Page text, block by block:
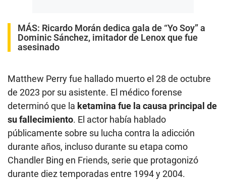
MÁS: Ricardo Morán dedica gala de “Yo Soy” a
Dominic Sánchez, imitador de Lenox que fue
asesinado
Matthew Perry fue hallado muerto el 28 de octubre
de 2023 por su asistente. El médico forense
determinó que la ketamina fue la causa principal de
su fallecimiento. El actor había hablado
públicamente sobre su lucha contra la adicción
durante años, incluso durante su etapa como
Chandler Bing en Friends, serie que protagonizó
durante diez temporadas entre 1994 y 2004.